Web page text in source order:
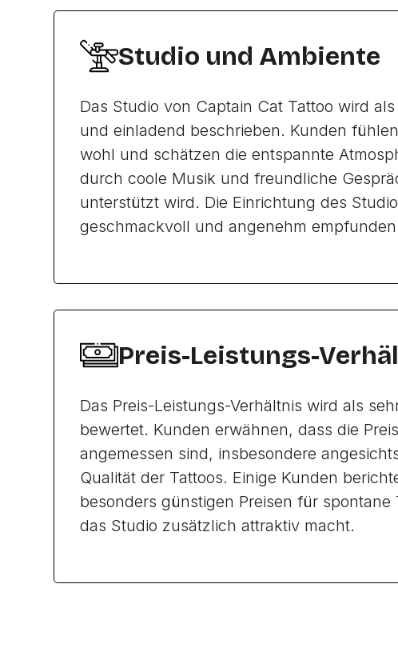
Studio und Ambiente
Das Studio von Captain Cat Tattoo wird
und einladend beschrieben. Kunden
wohl und schätzen die entspannte
durch coole Musik und freundliche
unterstützt wird. Die Einrichtung des
geschmackvoll und angenehm
Preis-Leistungs-
Das Preis-Leistungs-Verhältnis wird als
bewertet. Kunden erwähnen, dass die
angemessen sind, insbesondere
Qualität der Tattoos. Einige Kunden
besonders günstigen Preisen für spontane
das Studio zusätzlich attraktiv macht.